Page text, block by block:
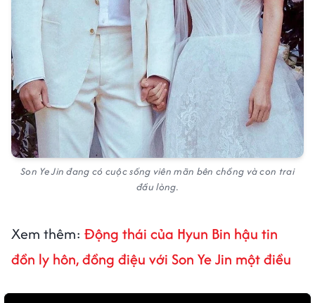
Son Ye Jin đang có cuộc sống viên mãn bên chồng và con trai
đầu lòng.
Xem thêm: Động thái của Hyun Bin hậu tin
đồn ly hôn, đồng điệu với Son Ye Jin một điều